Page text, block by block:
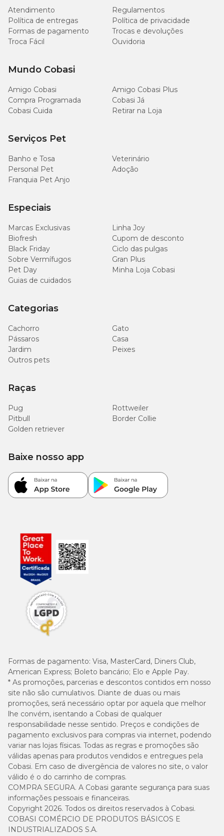
Atendimento
Regulamentos
Política de entregas
Política de privacidade
Formas de pagamento
Trocas e devoluções
Troca Fácil
Ouvidoria
Mundo Cobasi
Amigo Cobasi
Amigo Cobasi Plus
Compra Programada
Cobasi Já
Cobasi Cuida
Retirar na Loja
Serviços Pet
Banho e Tosa
Veterinário
Personal Pet
Adoção
Franquia Pet Anjo
Especiais
Marcas Exclusivas
Linha Joy
Biofresh
Cupom de desconto
Black Friday
Ciclo das pulgas
Sobre Vermífugos
Gran Plus
Pet Day
Minha Loja Cobasi
Guias de cuidados
Categorias
Cachorro
Gato
Pássaros
Casa
Jardim
Peixes
Outros pets
Raças
Pug
Rottweiler
Pitbull
Border Collie
Golden retriever
Formas de pagamento: Visa, MasterCard, Diners Club,
American Express; Boleto bancário; Elo e Apple Pay.
* As promoções, parcerias e descontos contidos em nosso
site não são cumulativos. Diante de duas ou mais
promoções, será necessário optar por aquela que melhor
lhe convém, isentando a Cobasi de qualquer
responsabilidade nesse sentido. Preços e condições de
pagamento exclusivos para compras via internet, podendo
variar nas lojas físicas. Todas as regras e promoções são
válidas apenas para produtos vendidos e entregues pela
Cobasi. Em caso de divergência de valores no site, o valor
válido é o do carrinho de compras.
COMPRA SEGURA. A Cobasi garante segurança para suas
informações pessoais e financeiras.
Copyright 2026. Todos os direitos reservados à Cobasi.
COBASI COMÉRCIO DE PRODUTOS BÁSICOS E
INDUSTRIALIZADOS S.A.
Baixe nosso app